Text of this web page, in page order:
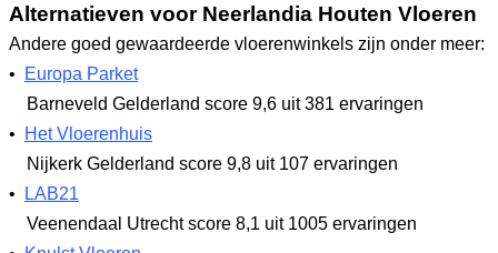
Alternatieven voor Neerlandia Houten Vloeren
Andere goed gewaardeerde vloerenwinkels zijn onder meer:
•
Europa Parket
Barneveld Gelderland score 9,6 uit 381 ervaringen
•
Het Vloerenhuis
Nijkerk Gelderland score 9,8 uit 107 ervaringen
•
LAB21
Veenendaal Utrechtscore 8,1 uit 1005 ervaringen